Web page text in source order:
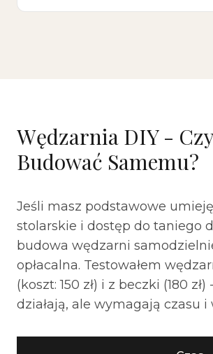
Wędzarnia DIY -
Budować Samemu?
Jeśli masz podstawowe
stolarskie i dostęp do taniego
budowa wędzarni
opłacalna. Testowałem
(koszt: 150 zł) i z beczki (180 zł)
działają, ale wymagają czasu i